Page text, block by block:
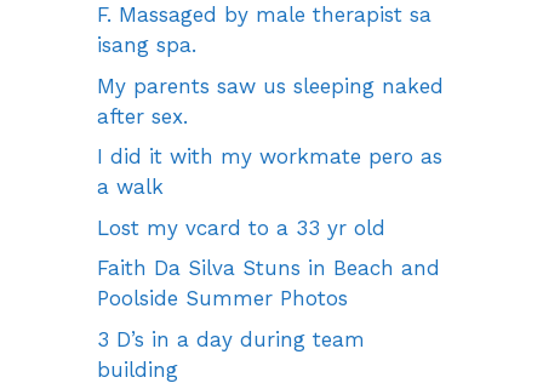
F. Massaged by male therapist sa
isang spa.
My parents saw us sleeping naked
after sex.
I did it with my workmate pero as
a walk
Lost my vcard to a 33 yr old
Faith Da Silva Stuns in Beach and
Poolside Summer Photos
3 D’s in a day during team
building